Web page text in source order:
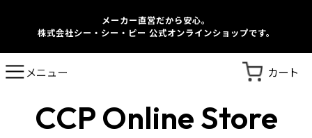
メーカー直営だから安心。
株式会社シー・シー・ピー 公式オンラインショップです。
メニュー カート
CCP Online Store